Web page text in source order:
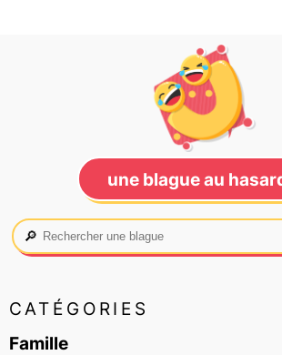
une blague au
🔎
CATÉGORIES
Famille